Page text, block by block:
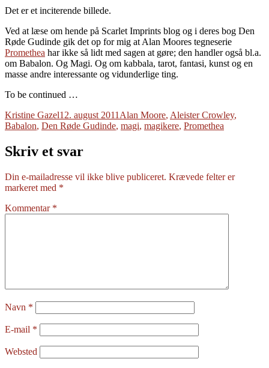
Det er et inciterende billede.
Ved at læse om hende på Scarlet Imprints blog og i deres bog Den
Røde Gudinde gik det op for mig at Alan Moores tegneserie
Promethea har ikke så lidt med sagen at gøre; den handler også bl.a.
om Babalon. Og Magi. Og om kabbala, tarot, fantasi, kunst og en
masse andre interessante og vidunderlige ting.
To be continued …
Forfatter
Kristine GazelUdgivet
12. august 2011 Tags
Alan Moore, Aleister Crowley,
Babalon, Den Røde Gudinde, magi, magikere, Promethea
Skriv et svar
Din e-mailadresse vil ikke blive publiceret. Krævede felter er
markeret med *
Kommentar *
Navn *
E-mail *
Websted